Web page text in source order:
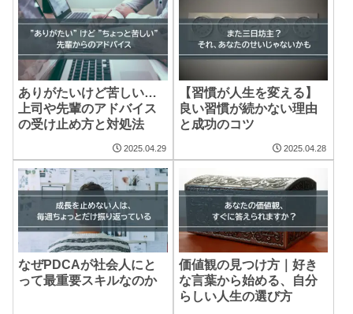
ありがたいけど苦しい…
上司や先輩のアドバイス
の受け止め方と対処法
2025.04.29
【習慣が人生を変える】
良い習慣が続かない理由
と成功のコツ
2025.04.28
なぜPDCAが社会人にと
って最重要スキルなのか
価値観の見つけ方｜好き
な言葉から始める、自分
らしい人生の選び方